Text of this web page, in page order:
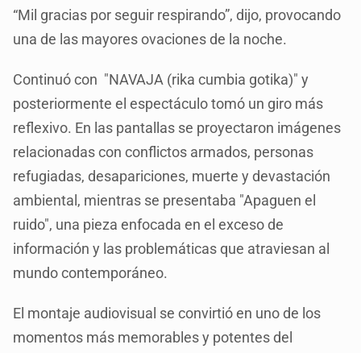
“Mil gracias por seguir respirando”, dijo, provocando
una de las mayores ovaciones de la noche.
Continuó con "NAVAJA (rika cumbia gotika)" y
posteriormente el espectáculo tomó un giro más
reflexivo. En las pantallas se proyectaron imágenes
relacionadas con conflictos armados, personas
refugiadas, desapariciones, muerte y devastación
ambiental, mientras se presentaba "Apaguen el
ruido", una pieza enfocada en el exceso de
información y las problemáticas que atraviesan al
mundo contemporáneo.
El montaje audiovisual se convirtió en uno de los
momentos más memorables y potentes del